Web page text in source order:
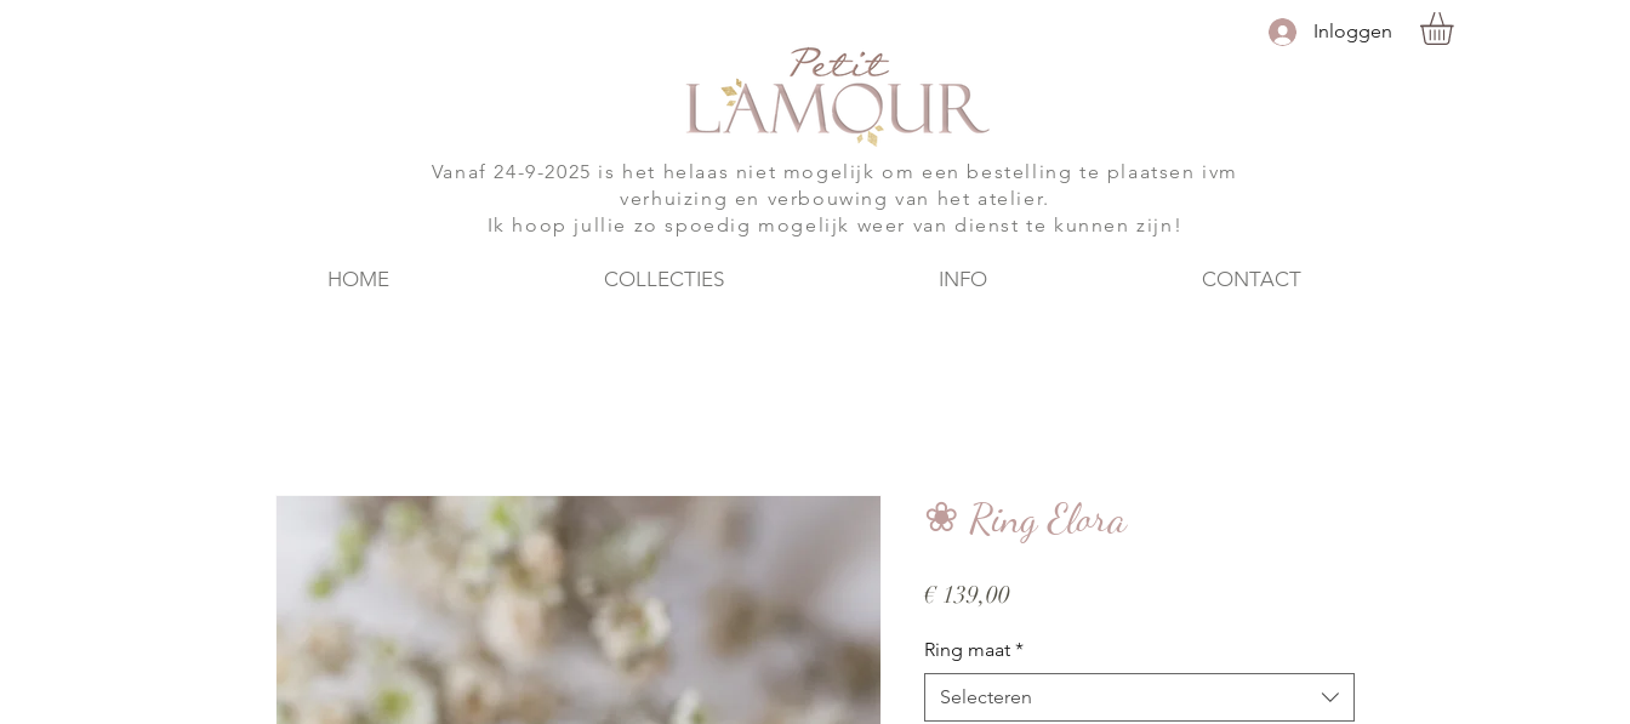
Inloggen
Vanaf 24-9-2025 is het helaas niet mogelijk om een bestelling te plaatsen ivm
verhuizing en verbouwing van het atelier.
Ik hoop jullie zo spoedig mogelijk weer van dienst te kunnen zijn!
HOME COLLECTIES INFO CONTACT
❀ Ring Elora
€ 139,00Prijs
Ring maat *
Selecteren